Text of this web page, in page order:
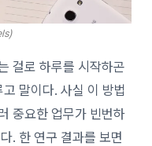
걸로 하루를 시작하곤
말이다. 사실 이 방법
중요한 업무가 빈번하
. 한 연구 결과를 보면